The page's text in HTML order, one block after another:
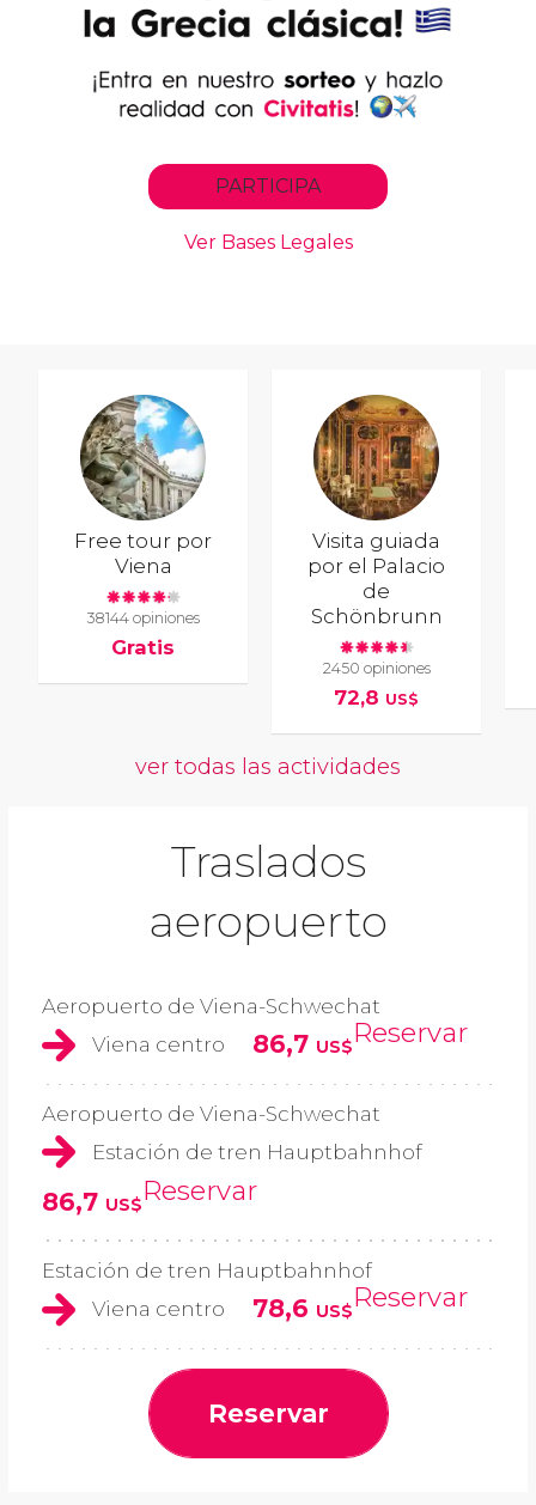
Free tour por
Viena
38144 opiniones
Gratis
Visita guiada
por el Palacio
de
Schönbrunn
2450 opiniones
72,8 US$
ver todas las actividades
Traslados
aeropuerto
Aeropuerto de Viena-Schwechat
Viena centro
86,7 US$Reservar
Aeropuerto de Viena-Schwechat
Estación de tren Hauptbahnhof
86,7 US$Reservar
Estación de tren Hauptbahnhof
Viena centro
78,6 US$Reservar
Reservar